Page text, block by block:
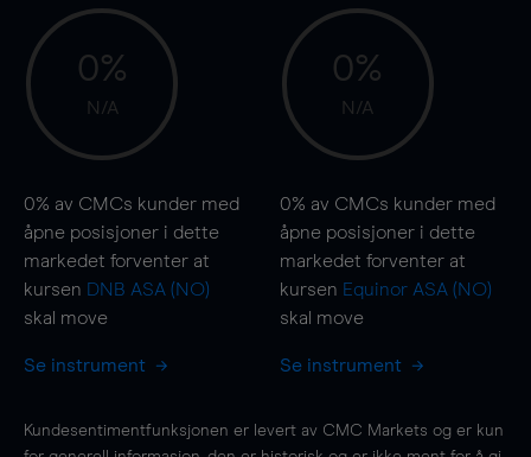
0%
N/A
0% av CMCs kunder med
åpne posisjoner i dette
markedet forventer at
kursen DNB ASA (NO)
skal move
Se instrument
0%
N/A
0% av CMCs kunder med
åpne posisjoner i dette
markedet forventer at
kursen Equinor ASA (NO)
skal move
Se instrument
Kundesentimentfunksjonen er levert av CMC Markets og er kun